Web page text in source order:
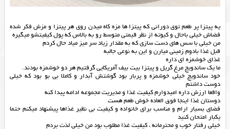
یه پیتزا پر طعم توی دورانی که پیتزا ها مزه کاه میدن روی هر پیتزا و مزش فکر شده
فضاش خیلی باحال و کیوته از نظر قیمتی متوسط رو به بالاس که پول کیفیتشو میگیره
من خیلی با سس های دست سازی که به مقدار زیاد سر میز میاد حال کردم
قبل غذا بادوم زمینی میارن و این به نوعی جالبه
غذای خوشمزه ای داره
ما یک ساندویچ مرغ گریل و پیتزا بیت بیف آمریکایی گرفتیم هر دو خوشمزه بودند.
خود ساندویچ خیلی خوشمزه و پربار بود گوشتش آبدار و کاملا بی بو بود که خیلی
دوست داشتم
واقعا ارزش داره امیدوارم کیفیت غذا و مدیریت مجموعه ادامه پیدا کنه
دوستان غذا اینجا فوق العاده خوش طعم هست
فضای بسیار ارام و مناسب برای خانواده و کیفیت بی نظیر غذاها پیشنهاد میکنم حتما
یکبار امتحان کنید
خیلی رفتار خوب و محترمانه ، کیفیت غذا مطلوب بود من خیلی لذت بردم